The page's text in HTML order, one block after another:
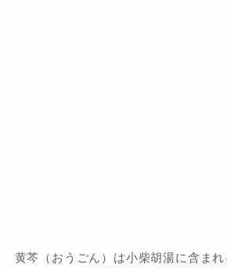
黄芩（おうごん）は小柴胡湯に含ま